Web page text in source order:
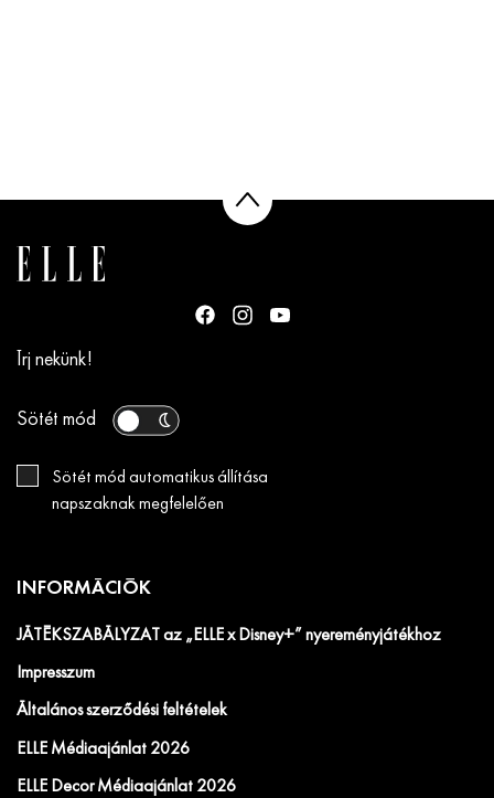
Írj nekünk!
Sötét mód
Sötét mód automatikus állítása
napszaknak megfelelően
INFORMÁCIÓK
JÁTÉKSZABÁLYZAT az „ELLE x Disney+” nyereményjátékhoz
Impresszum
Általános szerződési feltételek
ELLE Médiaajánlat 2026
ELLE Decor Médiaajánlat 2026